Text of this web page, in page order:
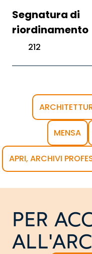
Segnatura di
riordinamento
212
MENSA
APRI, ARCHIVI
PER